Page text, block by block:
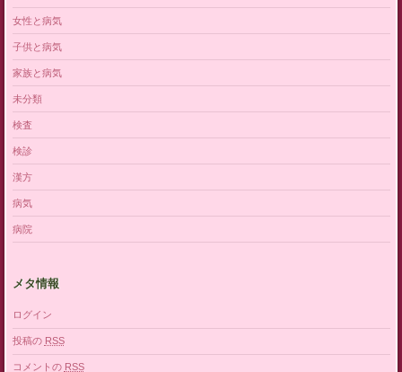
女性と病気
子供と病気
家族と病気
未分類
検査
検診
漢方
病気
病院
メタ情報
ログイン
投稿の RSS
コメントの RSS